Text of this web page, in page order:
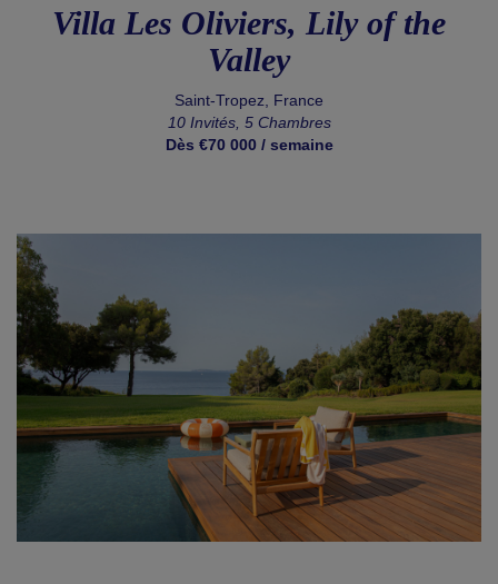
Villa Les Oliviers, Lily of the
Valley
Saint-Tropez, France
10 Invités, 5 Chambres
Dès €70 000 / semaine